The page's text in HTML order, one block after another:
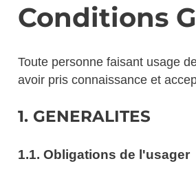
Conditions
Toute personne faisant usage
avoir pris connaissance et
1. GENERALITES
1.1. Obligations de l'usager